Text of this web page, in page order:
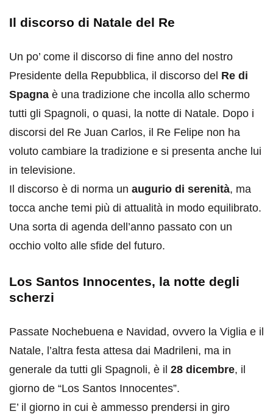
Il discorso di Natale del Re
Un po’ come il discorso di fine anno del nostro
Presidente della Repubblica, il discorso del Re di
Spagna è una tradizione che incolla allo schermo
tutti gli Spagnoli, o quasi, la notte di Natale. Dopo i
discorsi del Re Juan Carlos, il Re Felipe non ha
voluto cambiare la tradizione e si presenta anche lui
in televisione.
Il discorso è di norma un augurio di serenità, ma
tocca anche temi più di attualità in modo equilibrato.
Una sorta di agenda dell’anno passato con un
occhio volto alle sfide del futuro.
Los Santos Innocentes, la notte degli
scherzi
Passate Nochebuena e Navidad, ovvero la Viglia e il
Natale, l’altra festa attesa dai Madrileni, ma in
generale da tutti gli Spagnoli, è il 28 dicembre, il
giorno de “Los Santos Innocentes”.
E’ il giorno in cui è ammesso prendersi in giro